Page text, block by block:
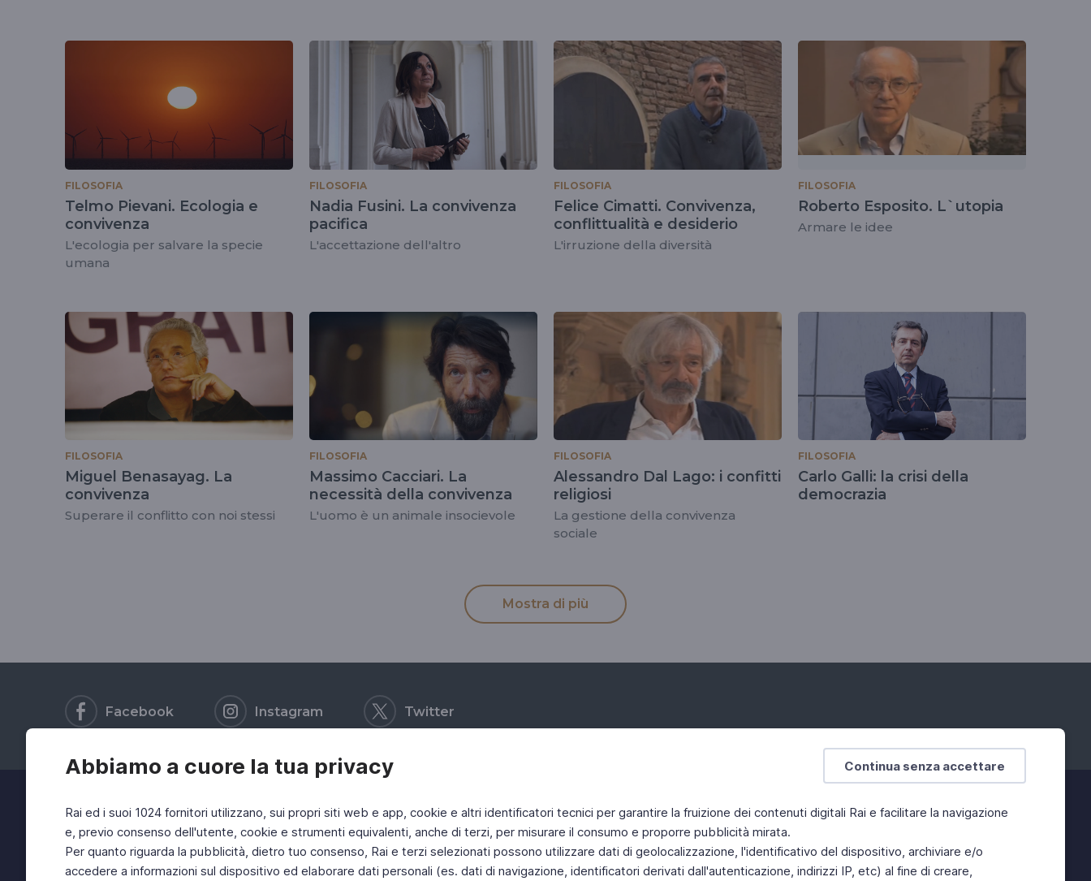
Continua senza accettare
Abbiamo a cuore la tua privacy
Rai ed i suoi 1024 fornitori utilizzano, sui propri siti web e app, cookie e altri identificatori tecnici per garantire la fruizione dei contenuti digitali Rai e facilitare la navigazione
e, previo consenso dell'utente, cookie e strumenti equivalenti, anche di terzi, per misurare il consumo e proporre pubblicità mirata.
Per quanto riguarda la pubblicità, dietro tuo consenso, Rai e terzi selezionati possono utilizzare dati di geolocalizzazione, l'identificativo del dispositivo, archiviare e/o
accedere a informazioni sul dispositivo ed elaborare dati personali (es. dati di navigazione, identificatori derivati dall'autenticazione, indirizzi IP, etc) al fine di creare,
FILOSOFIA
Telmo Pievani. Ecologia e
convivenza
L'ecologia per salvare la specie
umana
FILOSOFIA
Nadia Fusini. La convivenza
pacifica
L'accettazione dell'altro
FILOSOFIA
Felice Cimatti. Convivenza,
conflittualità e desiderio
L'irruzione della diversità
FILOSOFIA
Roberto Esposito. L`utopia
Armare le idee
FILOSOFIA
Miguel Benasayag. La
convivenza
Superare il conflitto con noi stessi
FILOSOFIA
Massimo Cacciari. La
necessità della convivenza
L'uomo è un animale insocievole
FILOSOFIA
Alessandro Dal Lago: i confitti
religiosi
La gestione della convivenza
sociale
FILOSOFIA
Carlo Galli: la crisi della
democrazia
Mostra di più
Facebook Instagram Twitter